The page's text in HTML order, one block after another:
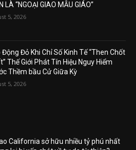
LÀ “NGOẠI GIAO MẪU GIÁO”
5, 2026
Động Đỏ Khi Chỉ Số Kinh Tế “Then Chốt
Thế Giới Phát Tín Hiệu Nguy Hiểm
Thềm bầu Cử Giữa Kỳ
5, 2026
California sở hữu nhiều tỷ phú nhất